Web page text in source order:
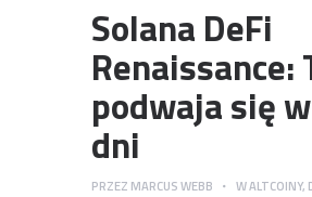
Solana DeFi
Renaissance:
podwaja się
dni
PRZEZ MARCUS WEBB WALTCOINY,